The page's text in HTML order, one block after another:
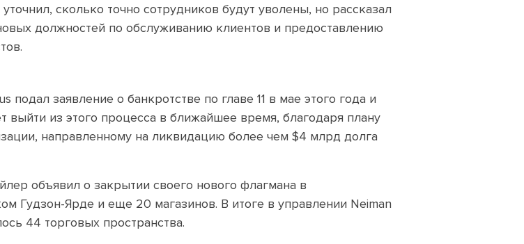
сколько точно сотрудников будут уволены, но рассказал
должностей по обслуживанию клиентов и предоставлению
подал заявление о банкротстве по главе 11 в мае этого года и
выйти из этого процесса в ближайшее время, благодаря плану
направленному на ликвидацию более чем $4 млрд долга
объявил о закрытии своего нового флагмана в
Гудзон-Ярде и еще 20 магазинов. В итоге в управлении Neiman
44 торговых пространства.